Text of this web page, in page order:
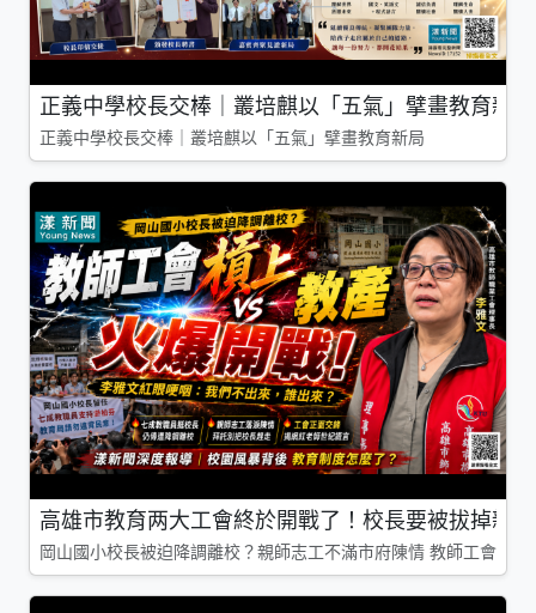
正義中學校長交棒｜叢培麒以「五氣」擘畫教育新局
正義中學校長交棒｜叢培麒以「五氣」擘畫教育新局
高雄市教育两大工會終於開戰了！校長要被拔掉親
岡山國小校長被迫降調離校？親師志工不滿市府陳情 教師工會槓